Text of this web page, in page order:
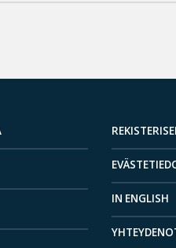
IN ENGLISH